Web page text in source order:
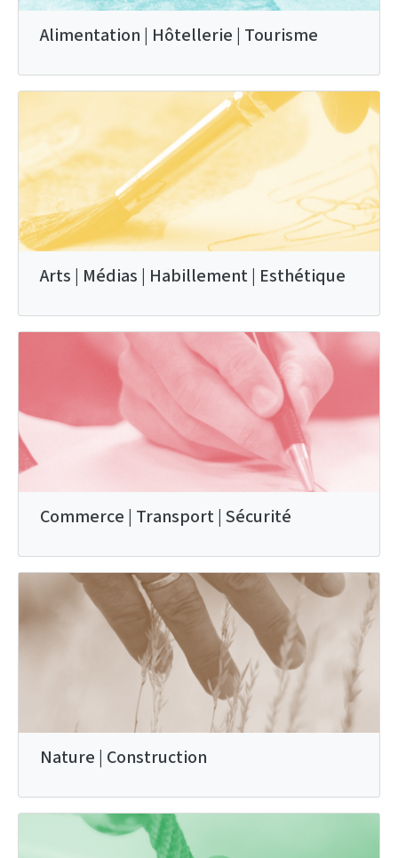
Alimentation | Hôtellerie | Tourisme
Arts | Médias | Habillement | Esthétique
Commerce | Transport | Sécurité
Nature | Construction